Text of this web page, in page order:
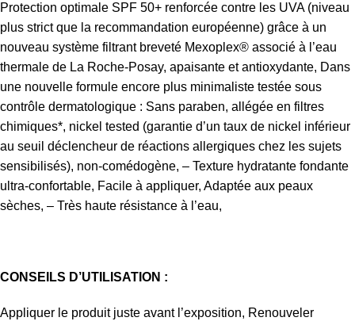
Protection optimale SPF 50+ renforcée contre les UVA (niveau
plus strict que la recommandation européenne) grâce à un
nouveau système filtrant breveté Mexoplex® associé à l’eau
thermale de La Roche-Posay, apaisante et antioxydante, Dans
une nouvelle formule encore plus minimaliste testée sous
contrôle dermatologique : Sans paraben, allégée en filtres
chimiques*, nickel tested (garantie d’un taux de nickel inférieur
au seuil déclencheur de réactions allergiques chez les sujets
sensibilisés), non-comédogène, – Texture hydratante fondante
ultra-confortable, Facile à appliquer, Adaptée aux peaux
sèches, – Très haute résistance à l’eau,
CONSEILS D’UTILISATION :
Appliquer le produit juste avant l’exposition, Renouveler